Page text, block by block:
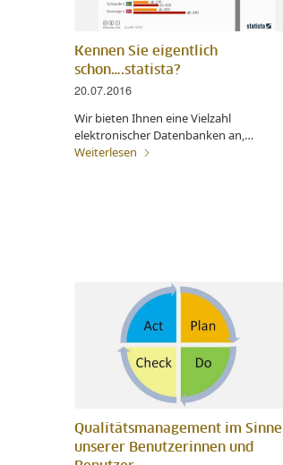
Kennen Sie eigentlich
schon….statista?
20.07.2016
Wir bieten Ihnen eine Vielzahl
elektronischer Datenbanken an,…
Weiterlesen
Qualitätsmanagement im Sinne
unserer Benutzerinnen und